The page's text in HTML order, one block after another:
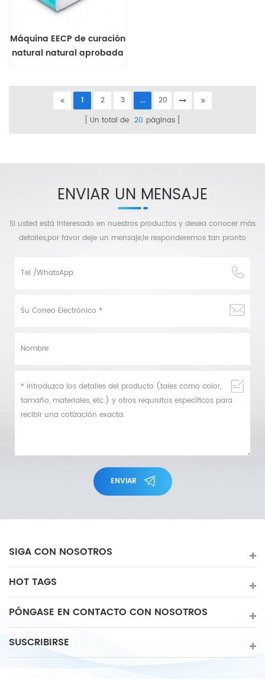
Máquina EECP de curación
natural natural aprobada
1 2 3 ...
20
Un total de 20 páginas
ENVIAR UN MENSAJE
Si usted está interesado en nuestros productos y desea conocer más
detalles,por favor deje un mensaje,le responderemos tan pronto
ENVIAR
SIGA CON NOSOTROS
HOT TAGS
PÓNGASE EN CONTACTO CON NOSOTROS
SUSCRIBIRSE